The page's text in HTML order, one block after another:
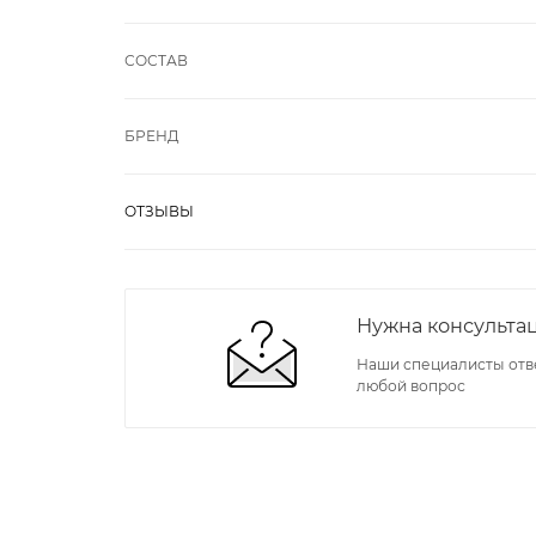
СОСТАВ
БРЕНД
ОТЗЫВЫ
Нужна
Наши специалисты
любой вопрос